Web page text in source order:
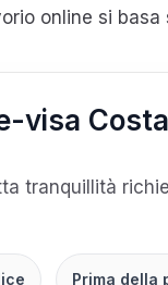
online si
Costa
tranquillità
Prima della